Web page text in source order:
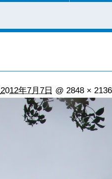
2012年7月7日 @ 2848 × 2136